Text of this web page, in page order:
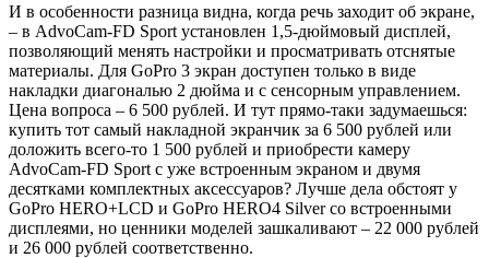
И в особенности разница видна, когда речь заходит об экране,
– в AdvoCam-FD Sport установлен 1,5-дюймовый дисплей,
позволяющий менять настройки и просматривать отснятые
материалы. Для GoPro 3 экран доступен только в виде
накладки диагональю 2 дюйма и с сенсорным управлением.
Цена вопроса – 6 500 рублей. И тут прямо-таки задумаешься:
купить тот самый накладной экранчик за 6 500 рублей или
доложить всего-то 1 500 рублей и приобрести камеру
AdvoCam-FD Sport с уже встроенным экраном и двумя
десятками комплектных аксессуаров? Лучше дела обстоят у
GoPro HERO+LCD и GoPro HERO4 Silver со встроенными
дисплеями, но ценники моделей зашкаливают – 22 000 рублей
и 26 000 рублей соответственно.